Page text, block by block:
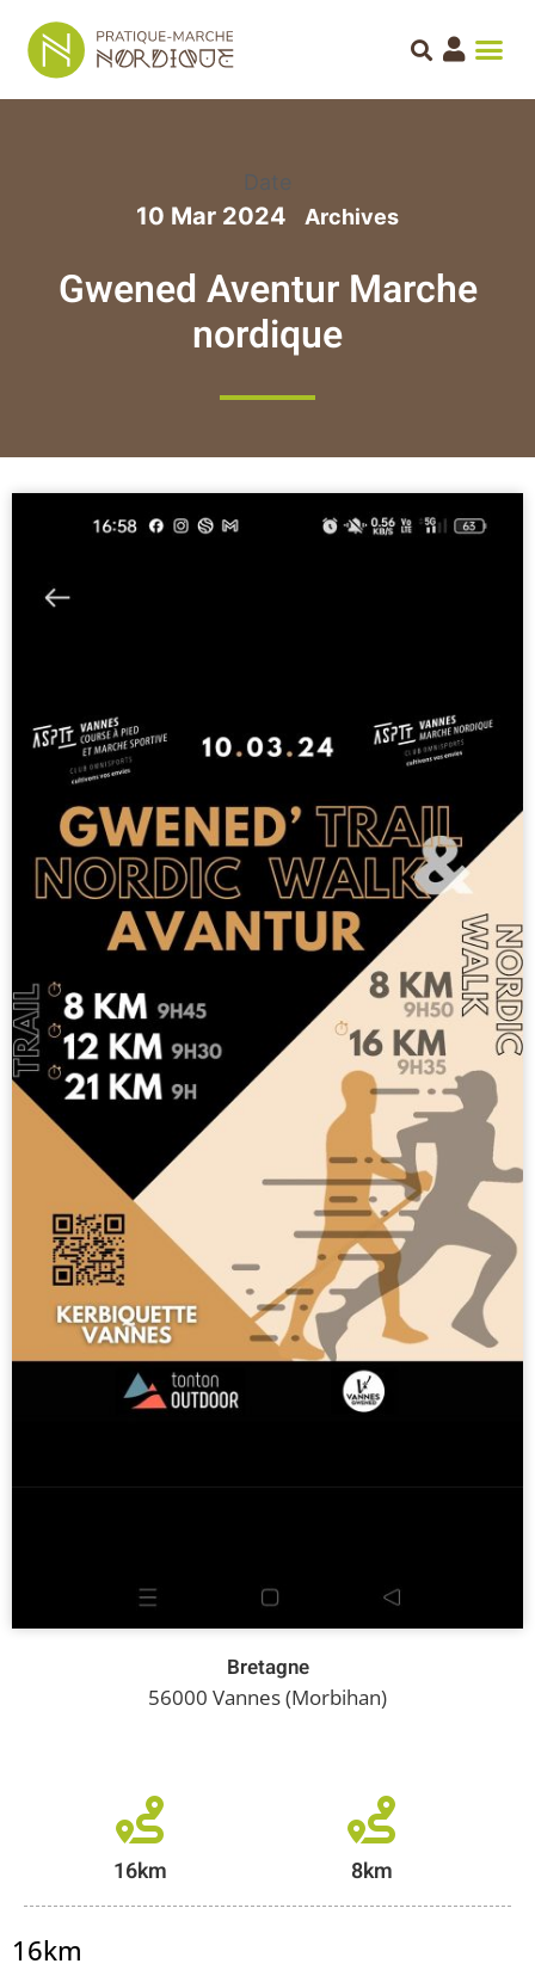
Date
10 Mar 2024
Gwened Aventur Marche
nordique
16km 8km
16km
Bretagne
56000 Vannes (Morbihan)